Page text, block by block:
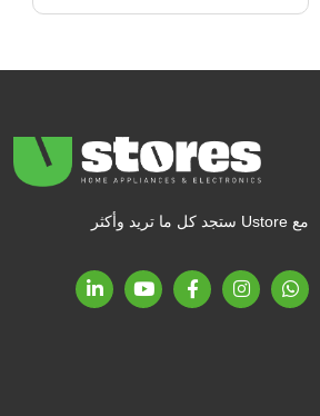
مع Ustore ستجد كل ما تريد وأكثر